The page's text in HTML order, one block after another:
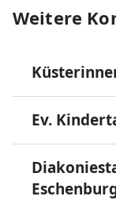
Weitere
Ev.